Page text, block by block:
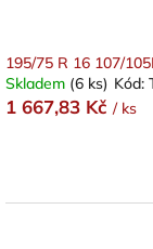
195/75 R 16 107/
Skladem (6 ks) Kód:
1 667,83 Kč / ks